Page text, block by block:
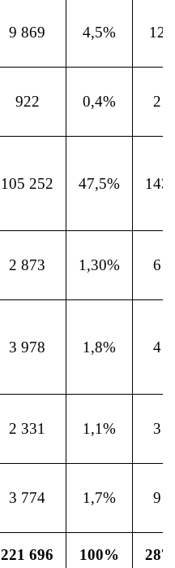
9 869 4,5% 12
922 0,4% 2
105 252 47,5% 143
2 873 1,30% 6
3 978 1,8% 4
2 331 1,1% 3
3 774 1,7% 9
221 696 100% 287